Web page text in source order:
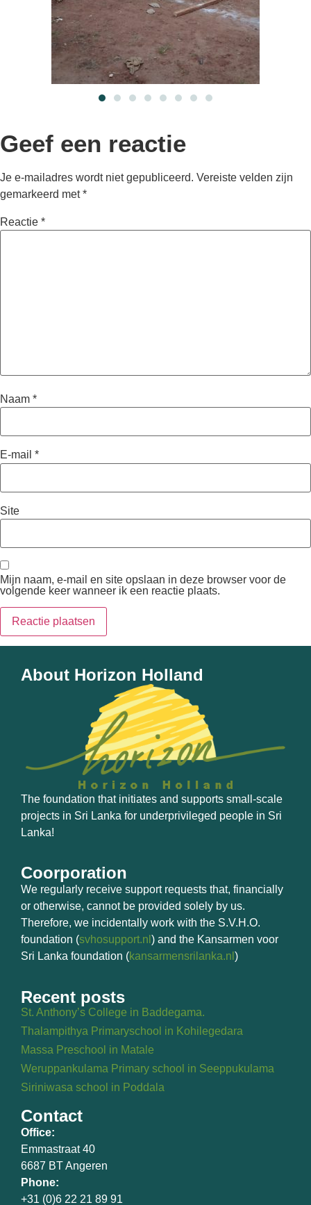
Geef een reactie
Je e-mailadres wordt niet gepubliceerd. Vereiste velden zijn
gemarkeerd met*
Reactie *
Naam *
E-mail *
Site
Mijn naam, e-mail en site opslaan in deze browser voor de
volgende keer wanneer ik een reactie plaats.
About Horizon Holland
The foundation that initiates and supports small-scale
projects in Sri Lanka for underprivileged people in Sri
Lanka!
Coorporation
We regularly receive support requests that, financially
or otherwise, cannot be provided solely by us.
Therefore, we incidentally work with the S.V.H.O.
foundation (svhosupport.nl ) and the Kansarmen voor
Sri Lanka foundation (kansarmensrilanka.nl )
Recent posts
St. Anthony’s College in Baddegama.
Thalampithya Primaryschool in Kohilegedara
Massa Preschool in Matale
Weruppankulama Primary school in Seeppukulama
Siriniwasa school in Poddala
Contact
Office:
Emmastraat 40
6687 BT Angeren
Phone:
+31 (0)6 22 21 89 91